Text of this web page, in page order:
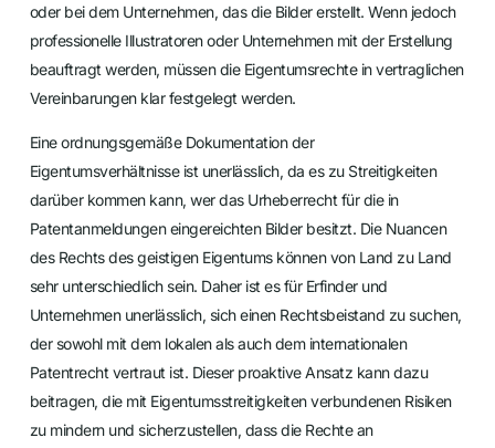
oder bei dem Unternehmen, das die Bilder erstellt. Wenn jedoch
professionelle Illustratoren oder Unternehmen mit der Erstellung
beauftragt werden, müssen die Eigentumsrechte in vertraglichen
Vereinbarungen klar festgelegt werden.
Eine ordnungsgemäße Dokumentation der
Eigentumsverhältnisse ist unerlässlich, da es zu Streitigkeiten
darüber kommen kann, wer das Urheberrecht für die in
Patentanmeldungen eingereichten Bilder besitzt. Die Nuancen
des Rechts des geistigen Eigentums können von Land zu Land
sehr unterschiedlich sein. Daher ist es für Erfinder und
Unternehmen unerlässlich, sich einen Rechtsbeistand zu suchen,
der sowohl mit dem lokalen als auch dem internationalen
Patentrecht vertraut ist. Dieser proaktive Ansatz kann dazu
beitragen, die mit Eigentumsstreitigkeiten verbundenen Risiken
zu mindern und sicherzustellen, dass die Rechte an